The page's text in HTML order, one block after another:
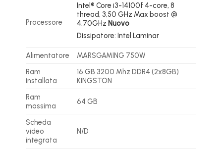
Processore
Intel® Core i3-14100f 4-core, 8
thread, 3,50 GHz Max boost @
4,70GHz Nuovo
Dissipatore: Intel Laminar
Alimentatore
MARSGAMING 750W
Ram
installata
16 GB 3200 Mhz DDR4 (2x8GB)
KINGSTON
Ram
massima
64 GB
Scheda
video
integrata
N/D